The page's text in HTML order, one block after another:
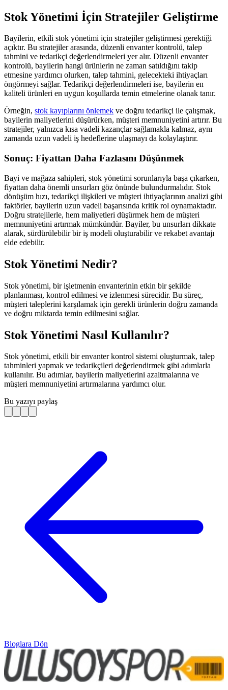
Stok Yönetimi İçin Stratejiler Geliştirme
Bayilerin, etkili stok yönetimi için stratejiler geliştirmesi gerektiği
açıktır. Bu stratejiler arasında, düzenli envanter kontrolü, talep
tahmini ve tedarikçi değerlendirmeleri yer alır. Düzenli envanter
kontrolü, bayilerin hangi ürünlerin ne zaman satıldığını takip
etmesine yardımcı olurken, talep tahmini, gelecekteki ihtiyaçları
öngörmeyi sağlar. Tedarikçi değerlendirmeleri ise, bayilerin en
kaliteli ürünleri en uygun koşullarda temin etmelerine olanak tanır.
Örneğin, stok kayıplarını önlemek ve doğru tedarikçi ile çalışmak,
bayilerin maliyetlerini düşürürken, müşteri memnuniyetini artırır. Bu
stratejiler, yalnızca kısa vadeli kazançlar sağlamakla kalmaz, aynı
zamanda uzun vadeli iş hedeflerine ulaşmayı da kolaylaştırır.
Sonuç: Fiyattan Daha Fazlasını Düşünmek
Bayi ve mağaza sahipleri, stok yönetimi sorunlarıyla başa çıkarken,
fiyattan daha önemli unsurları göz önünde bulundurmalıdır. Stok
dönüşüm hızı, tedarikçi ilişkileri ve müşteri ihtiyaçlarının analizi gibi
faktörler, bayilerin uzun vadeli başarısında kritik rol oynamaktadır.
Doğru stratejilerle, hem maliyetleri düşürmek hem de müşteri
memnuniyetini artırmak mümkündür. Bayiler, bu unsurları dikkate
alarak, sürdürülebilir bir iş modeli oluşturabilir ve rekabet avantajı
elde edebilir.
Stok Yönetimi Nedir?
Stok yönetimi, bir işletmenin envanterinin etkin bir şekilde
planlanması, kontrol edilmesi ve izlenmesi sürecidir. Bu süreç,
müşteri taleplerini karşılamak için gerekli ürünlerin doğru zamanda
ve doğru miktarda temin edilmesini sağlar.
Stok Yönetimi Nasıl Kullanılır?
Stok yönetimi, etkili bir envanter kontrol sistemi oluşturmak, talep
tahminleri yapmak ve tedarikçileri değerlendirmek gibi adımlarla
kullanılır. Bu adımlar, bayilerin maliyetlerini azaltmalarına ve
müşteri memnuniyetini artırmalarına yardımcı olur.
Bu yazıyı paylaş
Bloglara Dön